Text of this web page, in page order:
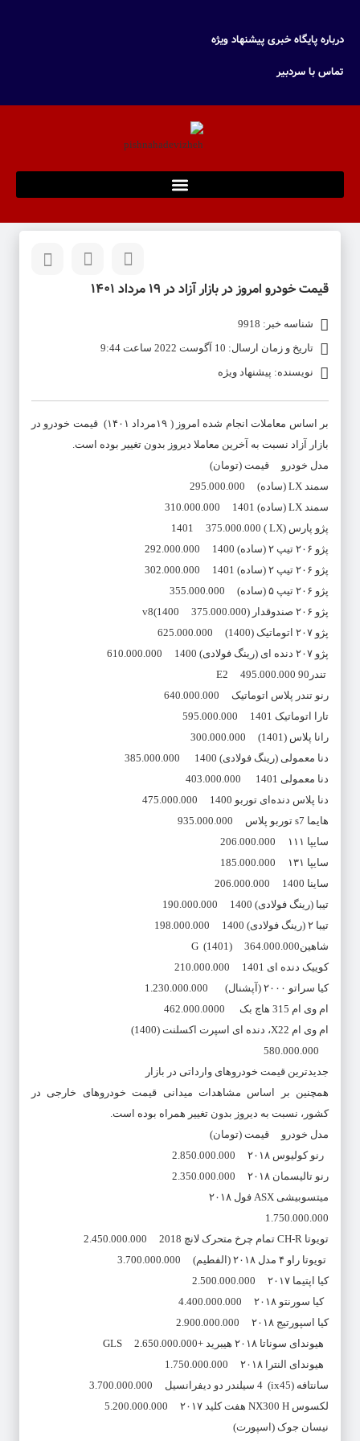
درباره پایگاه خبری پیشنهاد ویژه
تماس با سردبیر
قیمت خودرو امروز در بازار آزاد در ۱۹ مرداد ۱۴۰۱
شناسه خبر: 9918
تاریخ و زمان ارسال: 10 آگوست 2022 ساعت 9:44
نویسنده: پیشنهاد ویژه
بر اساس معاملات انجام شده امروز ( ۱۹مرداد ۱۴۰۱) قیمت خودرو در
بازار آزاد نسبت به آخرین معاملا دیروز بدون تغییر بوده است.
مدل خودرو قیمت (تومان)
سمند LX (ساده) 295.000.000
سمند LX (ساده) 1401 310.000.000
پژو پارس (LX ) 1401 375.000.000
پژو ۲۰۶ تیپ ۲ (ساده) 1400 292.000.000
پژو ۲۰۶ تیپ ۲ (ساده) 1401 302.000.000
پژو ۲۰۶ تیپ ۵ (ساده) 355.000.000
پژو ۲۰۶ صندوقدار (v8(1400 375.000.000
پژو ۲۰۷ اتوماتیک (1400) 625.000.000
پژو ۲۰۷ دنده ای (رینگ فولادی) 1400 610.000.000
تندر90 E2 495.000.000
رنو تندر پلاس اتوماتیک 640.000.000
تارا اتوماتیک 1401 595.000.000
رانا پلاس (1401) 300.000.000
دنا معمولی (رینگ فولادی) 1400 385.000.000
دنا معمولی 1401 403.000.000
دنا پلاس دنده‌ای توربو 1400 475.000.000
هایما s7 توربو پلاس 935.000.000
سایپا ۱۱۱ 206.000.000
سایپا ۱۳۱ 185.000.000
ساینا 1400 206.000.000
تیبا (رینگ فولادی) 1400 190.000.000
تیبا ۲ (رینگ فولادی) 1400 198.000.000
شاهینG (1401) 364.000.000
کوییک دنده ای 1401 210.000.000
کیا سراتو ۲۰۰۰ (آپشنال) 1.230.000.000
ام وی ام 315 هاچ بک 462.000.0000
ام وی ام X22، دنده ای اسپرت اکسلنت (1400)
جدیدترین قیمت خودروهای وارداتی در بازار
همچنین بر اساس مشاهدات میدانی قیمت خودرو‌های خارجی در
کشور، نسبت به دیروز بدون تغییر همراه بوده است.
مدل خودرو قیمت (تومان)
رنو کولیوس ۲۰۱۸ 2.850.000.000
رنو تالیسمان ۲۰۱۸ 2.350.000.000
میتسوبیشی ASX فول ۲۰۱۸
1.750.000.000
تویوتا CH-R تمام چرخ متحرک لانچ 2018 2.450.000.000
تویوتا راو ۴ مدل ۲۰۱۸ (الفطیم) 3.700.000.000
کیا اپتیما ۲۰۱۷ 2.500.000.000
کیا سورنتو ۲۰۱۸ 4.400.000.000
کیا اسپورتیج ۲۰۱۸ 2.900.000.000
هیوندای سوناتا ۲۰۱۸ هیبرید +GLS 2.650.000.000
هیوندای النترا ۲۰۱۸ 1.750.000.000
سانتافه (ix45) 4 سیلندر دو دیفرانسیل 3.700.000.000
لکسوس NX300 H هفت کلید ۲۰۱۷ 5.200.000.000
نیسان جوک (اسپورت)